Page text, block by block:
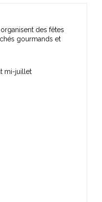
des fêtes
gourmands et
mi-juillet